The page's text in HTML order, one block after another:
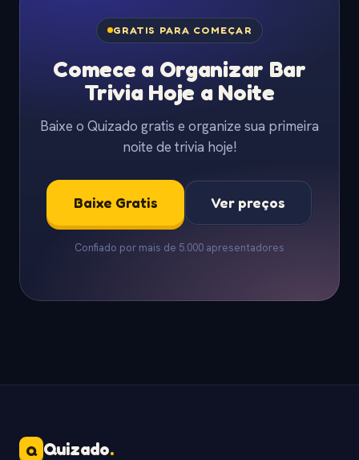
GRATIS PARA COMEÇAR
Comece a Organizar Bar
Trivia Hoje a Noite
Baixe o Quizado gratis e organize sua primeira
noite de trivia hoje!
Baixe Gratis Ver preços
Confiado por mais de 5.000 apresentadores
Q Quizado.